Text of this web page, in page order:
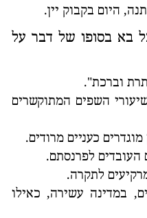
היום בקבוק יין.
בא בסופו של דבר על
וברכת".
השפים המתוקשרים
כעניים מרודים.
העובדים לפרנסתם.
לתקרה.
במדינה עשירה, כאילו